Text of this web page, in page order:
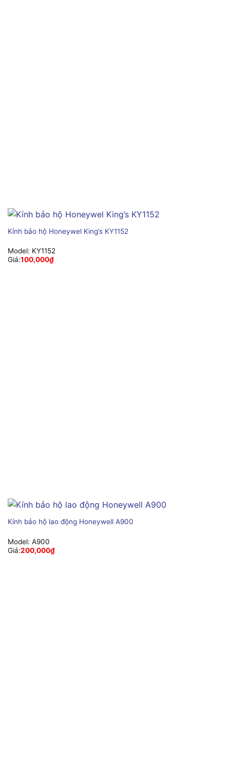
Kính bảo hộ Honeywel King’s KY1152
Model: KY1152
Giá:100,000₫
Kính bảo hộ lao động Honeywell A900
Model: A900
Giá:200,000₫